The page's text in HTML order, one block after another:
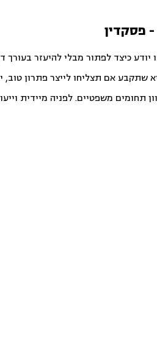
פסקדין
כיצד לפתור מבלי להיעזר
שתקבע אם תצליחו לייצר פתרון טוב,
משפטיים. לפניה מיידית